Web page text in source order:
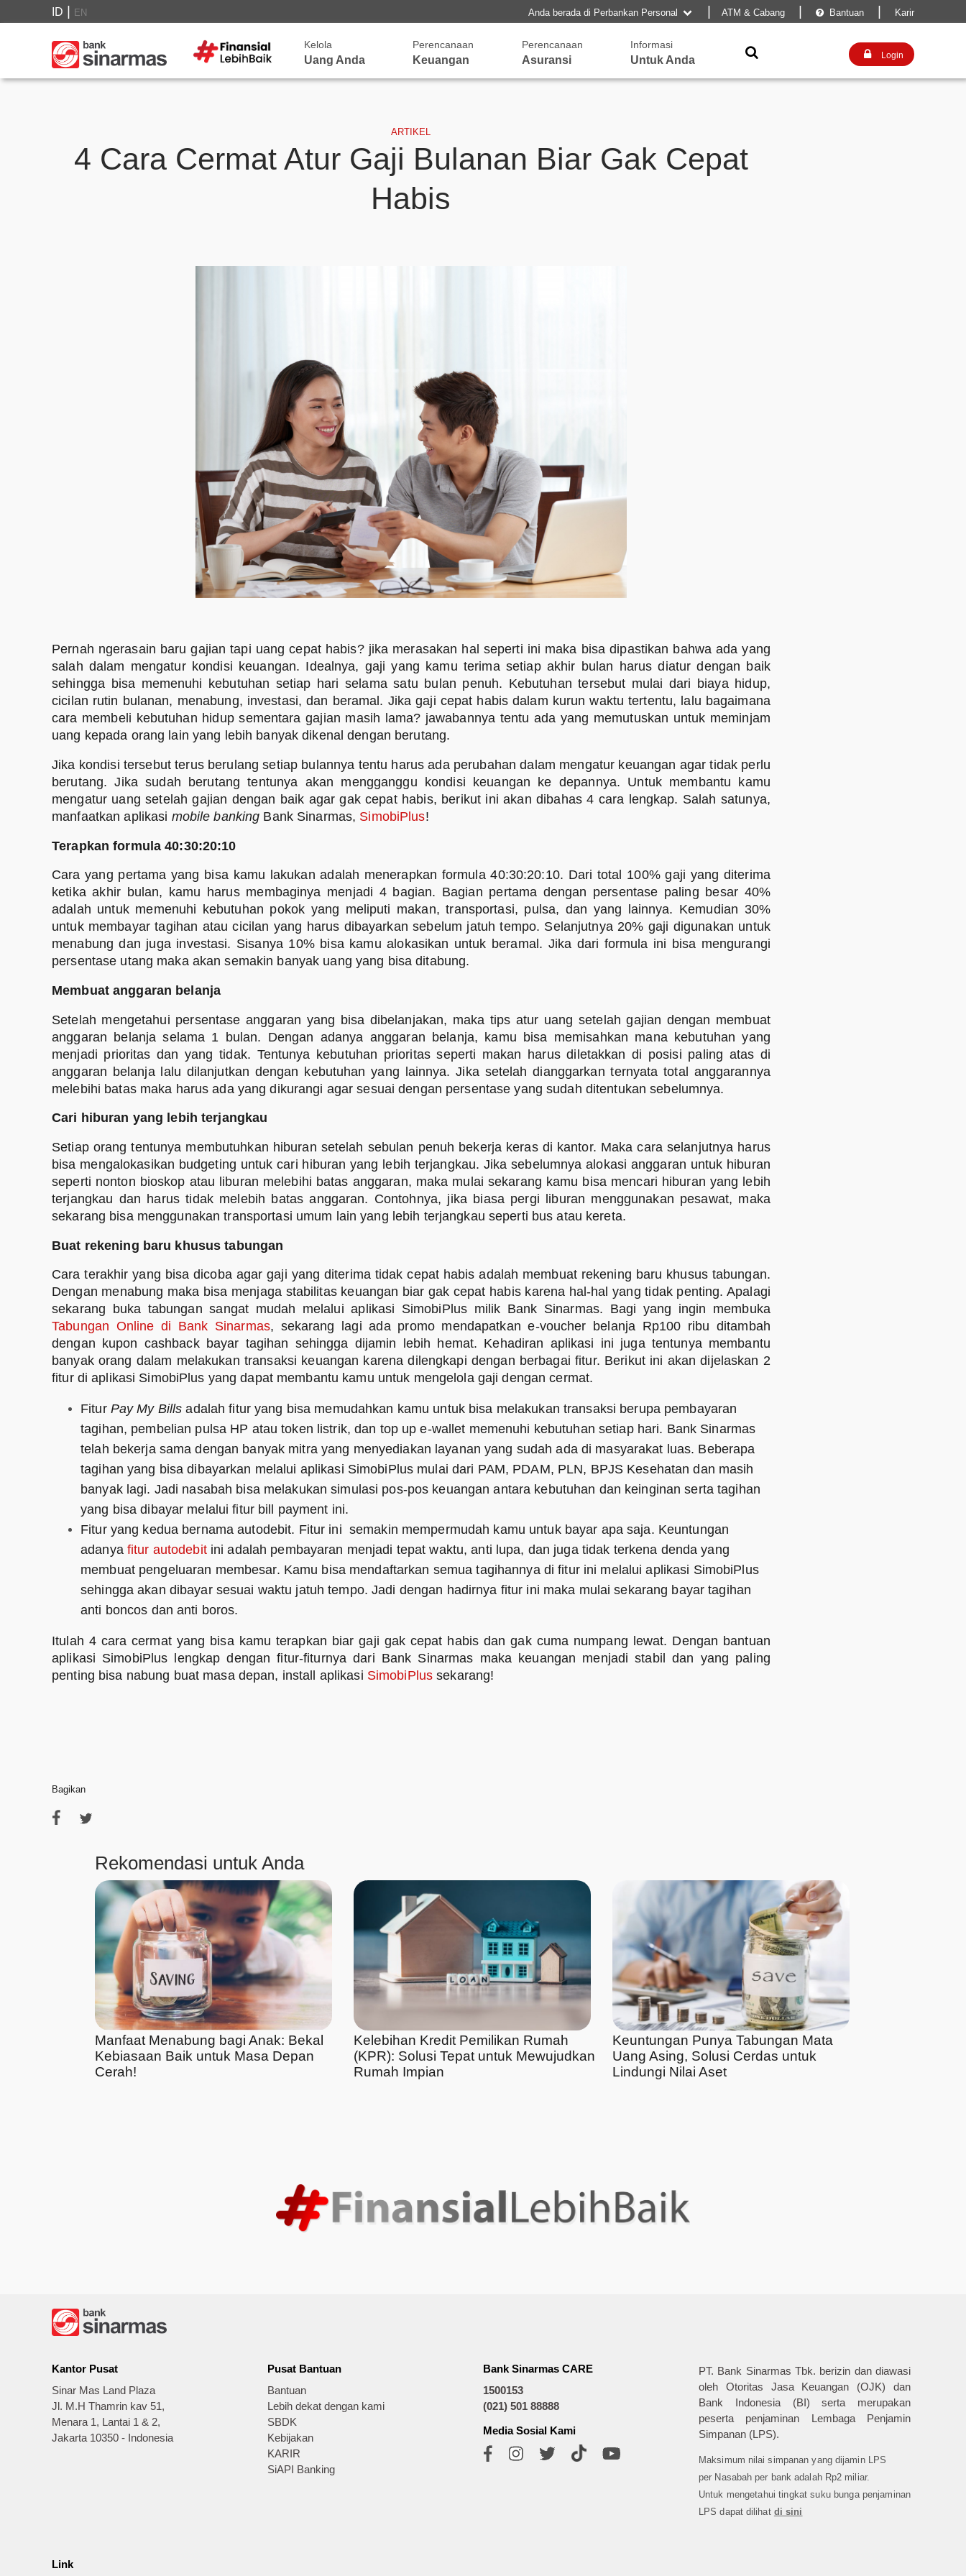
ID EN Anda berada di Perbankan Personal  |ATM & Cabang  Bantuan Karir
Kelola
Uang Anda
Perencanaan
Keuangan
Perencanaan
Asuransi
Informasi
Untuk Anda
  Login
ARTIKEL
4 Cara Cermat Atur Gaji Bulanan Biar Gak Cepat
Habis
Pernah ngerasain baru gajian tapi uang cepat habis? jika merasakan hal seperti ini maka bisa dipastikan bahwa ada yang
salah dalam mengatur kondisi keuangan. Idealnya, gaji yang kamu terima setiap akhir bulan harus diatur dengan baik
sehingga bisa memenuhi kebutuhan setiap hari selama satu bulan penuh. Kebutuhan tersebut mulai dari biaya hidup,
cicilan rutin bulanan, menabung, investasi, dan beramal. Jika gaji cepat habis dalam kurun waktu tertentu, lalu bagaimana
cara membeli kebutuhan hidup sementara gajian masih lama? jawabannya tentu ada yang memutuskan untuk meminjam
uang kepada orang lain yang lebih banyak dikenal dengan berutang.
Jika kondisi tersebut terus berulang setiap bulannya tentu harus ada perubahan dalam mengatur keuangan agar tidak perlu
berutang. Jika sudah berutang tentunya akan mengganggu kondisi keuangan ke depannya. Untuk membantu kamu
mengatur uang setelah gajian dengan baik agar gak cepat habis, berikut ini akan dibahas 4 cara lengkap. Salah satunya,
manfaatkan aplikasi mobile banking Bank Sinarmas, SimobiPlus!
Terapkan formula 40:30:20:10
Cara yang pertama yang bisa kamu lakukan adalah menerapkan formula 40:30:20:10. Dari total 100% gaji yang diterima
ketika akhir bulan, kamu harus membaginya menjadi 4 bagian. Bagian pertama dengan persentase paling besar 40%
adalah untuk memenuhi kebutuhan pokok yang meliputi makan, transportasi, pulsa, dan yang lainnya. Kemudian 30%
untuk membayar tagihan atau cicilan yang harus dibayarkan sebelum jatuh tempo. Selanjutnya 20% gaji digunakan untuk
menabung dan juga investasi. Sisanya 10% bisa kamu alokasikan untuk beramal. Jika dari formula ini bisa mengurangi
persentase utang maka akan semakin banyak uang yang bisa ditabung.
Membuat anggaran belanja
Setelah mengetahui persentase anggaran yang bisa dibelanjakan, maka tips atur uang setelah gajian dengan membuat
anggaran belanja selama 1 bulan. Dengan adanya anggaran belanja, kamu bisa memisahkan mana kebutuhan yang
menjadi prioritas dan yang tidak. Tentunya kebutuhan prioritas seperti makan harus diletakkan di posisi paling atas di
anggaran belanja lalu dilanjutkan dengan kebutuhan yang lainnya. Jika setelah dianggarkan ternyata total anggarannya
melebihi batas maka harus ada yang dikurangi agar sesuai dengan persentase yang sudah ditentukan sebelumnya.
Cari hiburan yang lebih terjangkau
Setiap orang tentunya membutuhkan hiburan setelah sebulan penuh bekerja keras di kantor. Maka cara selanjutnya harus
bisa mengalokasikan budgeting untuk cari hiburan yang lebih terjangkau. Jika sebelumnya alokasi anggaran untuk hiburan
seperti nonton bioskop atau liburan melebihi batas anggaran, maka mulai sekarang kamu bisa mencari hiburan yang lebih
terjangkau dan harus tidak melebih batas anggaran. Contohnya, jika biasa pergi liburan menggunakan pesawat, maka
sekarang bisa menggunakan transportasi umum lain yang lebih terjangkau seperti bus atau kereta.
Buat rekening baru khusus tabungan
Cara terakhir yang bisa dicoba agar gaji yang diterima tidak cepat habis adalah membuat rekening baru khusus tabungan.
Dengan menabung maka bisa menjaga stabilitas keuangan biar gak cepat habis karena hal-hal yang tidak penting. Apalagi
sekarang buka tabungan sangat mudah melalui aplikasi SimobiPlus milik Bank Sinarmas. Bagi yang ingin membuka
Tabungan Online di Bank Sinarmas, sekarang lagi ada promo mendapatkan e-voucher belanja Rp100 ribu ditambah
dengan kupon cashback bayar tagihan sehingga dijamin lebih hemat. Kehadiran aplikasi ini juga tentunya membantu
banyak orang dalam melakukan transaksi keuangan karena dilengkapi dengan berbagai fitur. Berikut ini akan dijelaskan 2
fitur di aplikasi SimobiPlus yang dapat membantu kamu untuk mengelola gaji dengan cermat.
Fitur Pay My Bills adalah fitur yang bisa memudahkan kamu untuk bisa melakukan transaksi berupa pembayaran
tagihan, pembelian pulsa HP atau token listrik, dan top up e-wallet memenuhi kebutuhan setiap hari. Bank Sinarmas
telah bekerja sama dengan banyak mitra yang menyediakan layanan yang sudah ada di masyarakat luas. Beberapa
tagihan yang bisa dibayarkan melalui aplikasi SimobiPlus mulai dari PAM, PDAM, PLN, BPJS Kesehatan dan masih
banyak lagi. Jadi nasabah bisa melakukan simulasi pos-pos keuangan antara kebutuhan dan keinginan serta tagihan
yang bisa dibayar melalui fitur bill payment ini.
Fitur yang kedua bernama autodebit. Fitur ini semakin mempermudah kamu untuk bayar apa saja. Keuntungan
adanya fitur autodebitini adalah pembayaran menjadi tepat waktu, anti lupa, dan juga tidak terkena denda yang
membuat pengeluaran membesar. Kamu bisa mendaftarkan semua tagihannya di fitur ini melalui aplikasi SimobiPlus
sehingga akan dibayar sesuai waktu jatuh tempo. Jadi dengan hadirnya fitur ini maka mulai sekarang bayar tagihan
anti boncos dan anti boros.
Itulah 4 cara cermat yang bisa kamu terapkan biar gaji gak cepat habis dan gak cuma numpang lewat. Dengan bantuan
aplikasi SimobiPlus lengkap dengan fitur-fiturnya dari Bank Sinarmas maka keuangan menjadi stabil dan yang paling
penting bisa nabung buat masa depan, install aplikasi SimobiPlus sekarang!
Bagikan
Rekomendasi untuk Anda
Manfaat Menabung bagi Anak: Bekal
Kebiasaan Baik untuk Masa Depan
Cerah!
Kelebihan Kredit Pemilikan Rumah
(KPR): Solusi Tepat untuk Mewujudkan
Rumah Impian
Keuntungan Punya Tabungan Mata
Uang Asing, Solusi Cerdas untuk
Lindungi Nilai Aset
Kantor Pusat
Sinar Mas Land Plaza
Jl. M.H Thamrin kav 51,
Menara 1, Lantai 1 & 2,
Jakarta 10350 - Indonesia
Pusat Bantuan
Bantuan
Lebih dekat dengan kami
SBDK
Kebijakan
KARIR
SiAPI Banking
Bank Sinarmas CARE
1500153
(021) 501 88888
Media Sosial Kami
PT. Bank Sinarmas Tbk. berizin dan diawasi
oleh Otoritas Jasa Keuangan (OJK) dan
Bank Indonesia (BI) serta merupakan
peserta penjaminan Lembaga Penjamin
Simpanan (LPS).
Maksimum nilai simpanan yang dijamin LPS
per Nasabah per bank adalah Rp2 miliar.
Untuk mengetahui tingkat suku bunga penjaminan
LPS dapat dilihat di sini
Link